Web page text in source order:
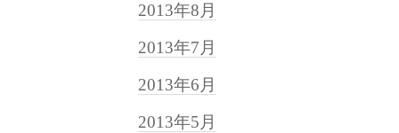
2013年8月
2013年7月
2013年6月
2013年5月